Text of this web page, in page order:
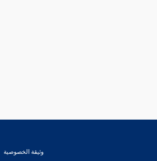
وثيقة الخصوصية